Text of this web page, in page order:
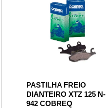
PASTILHA FREIO
DIANTEIRO XTZ 125 N-
942 COBREQ